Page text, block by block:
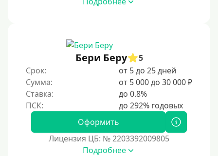
С 19 лет
С 20 лет
С 21 года
С 22 лет
С 23 лет
Бери Беру
5
Срок:
от 5 до 25 дней
Сумма:
от 5 000 до 30 000 ₽
Ставка:
до 0.8%
Оформить
Лицензия ЦБ: № 2203392009805
Подробнее